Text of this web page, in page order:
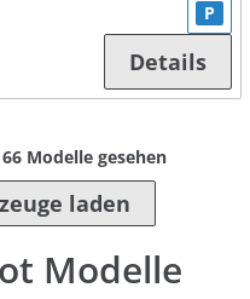
P
Details
66Modelle gesehen
laden
Modelle